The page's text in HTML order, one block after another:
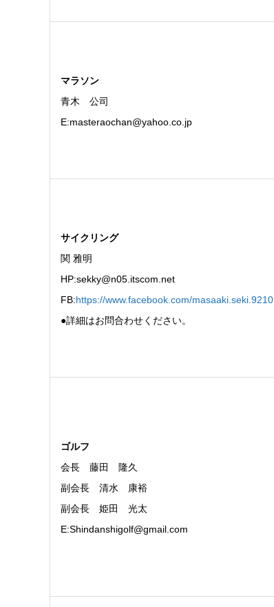
マラソン
青木 公司
E:masteraochan@yahoo.co.jp
サイクリング
関 雅明
HP:sekky@n05.itscom.net
FB:https://www.facebook.com/masaaki.seki.9210
●詳細はお問合わせください。
ゴルフ
会長 藤田 隆久
副会長 清水 康裕
副会長 姫田 光太
E:Shindanshigolf@gmail.com